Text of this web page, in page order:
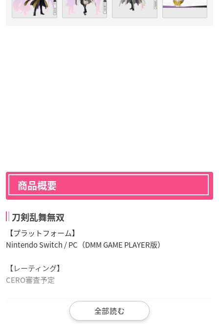
商品概要
刀剣乱舞無双
【プラットフォーム】
Nintendo Switch / PC（DMM GAME PLAYER版）
【レーティング】
CERO審査予定